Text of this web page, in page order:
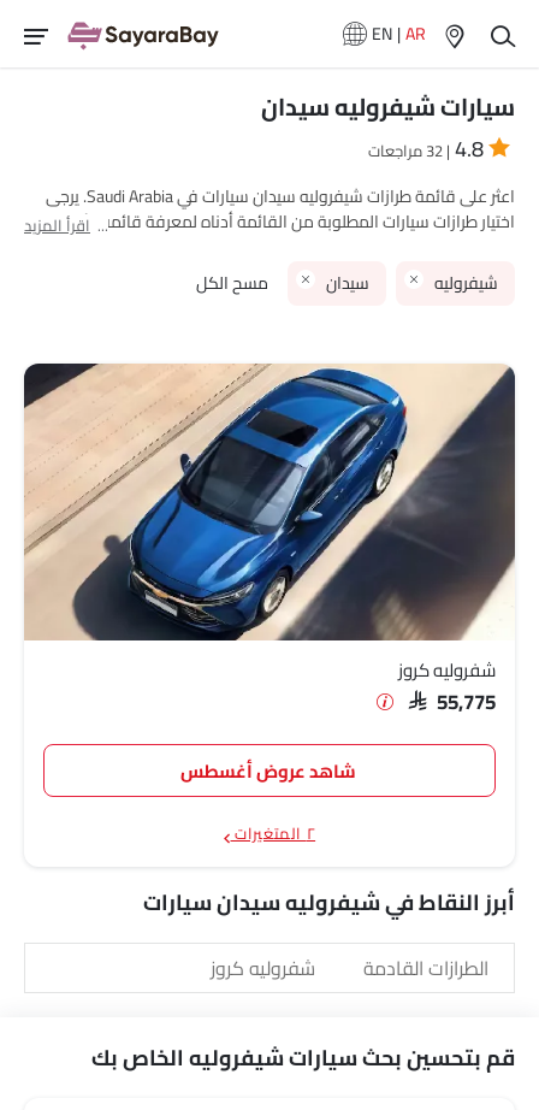
EN|AR
سيارات شيفروليه سيدان
4.8 | 32 مراجعات
اعثر على قائمة طرازات شيفروليه سيدان سيارات في Saudi Arabia. يرجى
اختيار طرازات سيارات المطلوبة من القائمة أدناه لمعرفة قائمة الأسعار
والمراجعات.
شفروليه كروز SAR 55,775
اقرأ المزيد
شيفروليه سيدان مسح الكل
شفروليه كروز
SAR 55,775
شاهد عروض أغسطس
٢ المتغيرات
أبرز النقاط في شيفروليه سيدان سيارات
الطرازات القادمة شفروليه كروز
قم بتحسين بحث سيارات شيفروليه الخاص بك